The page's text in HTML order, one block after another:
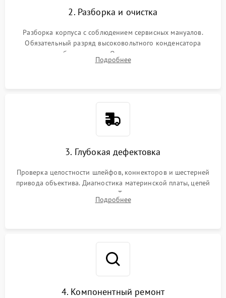
2. Разборка и очистка
Разборка корпуса с соблюдением сервисных мануалов.
Обязательный разряд высоковольтного конденсатора
вспышки для безопасности. Очистка внутренних узлов от
пыли, песка и следов влаги с помощью спецсредств.
Подробнее
3. Глубокая дефектовка
Проверка целостности шлейфов, коннекторов и шестерней
привода объектива. Диагностика материнской платы, цепей
питания и картоприемника. Тестирование механизма
затвора и блока внутрикамерной стабилизации.
Подробнее
4. Компонентный ремонт